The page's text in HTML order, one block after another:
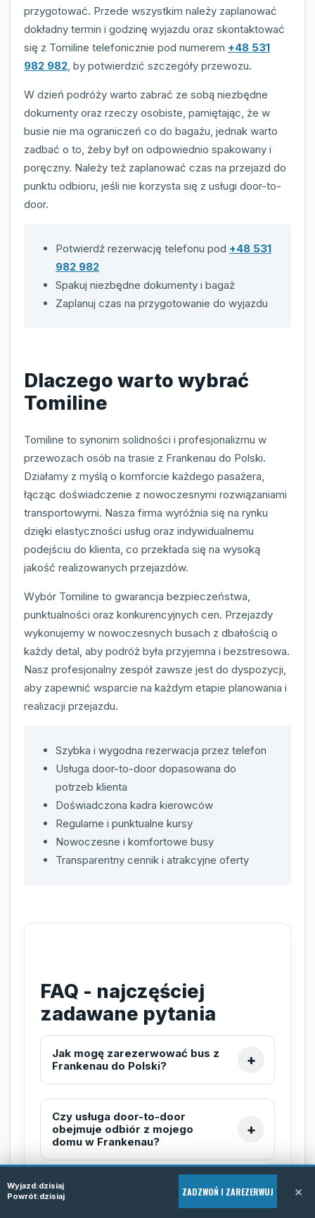
przygotować. Przede wszystkim należy zaplanować
dokładny termin i godzinę wyjazdu oraz skontaktować
się z Tomiline telefonicznie pod numerem +48 531
982 982 , by potwierdzić szczegóły przewozu.
W dzień podróży warto zabrać ze sobą niezbędne
dokumenty oraz rzeczy osobiste, pamiętając, że w
busie nie ma ograniczeń co do bagażu, jednak warto
zadbać o to, żeby był on odpowiednio spakowany i
poręczny. Należy też zaplanować czas na przejazd do
punktu odbioru, jeśli nie korzysta się z usługi door-to-
door.
Potwierdź rezerwację telefonu pod +48 531
982 982
Spakuj niezbędne dokumenty i bagaż
Zaplanuj czas na przygotowanie do wyjazdu
Dlaczego warto wybrać
Tomiline
Tomiline to synonim solidności i profesjonalizmu w
przewozach osób na trasie z Frankenau do Polski.
Działamy z myślą o komforcie każdego pasażera,
łącząc doświadczenie z nowoczesnymi rozwiązaniami
transportowymi. Nasza firma wyróżnia się na rynku
dzięki elastyczności usług oraz indywidualnemu
podejściu do klienta, co przekłada się na wysoką
jakość realizowanych przejazdów.
Wybór Tomiline to gwarancja bezpieczeństwa,
punktualności oraz konkurencyjnych cen. Przejazdy
wykonujemy w nowoczesnych busach z dbałością o
każdy detal, aby podróż była przyjemna i bezstresowa.
Nasz profesjonalny zespół zawsze jest do dyspozycji,
aby zapewnić wsparcie na każdym etapie planowania i
realizacji przejazdu.
Szybka i wygodna rezerwacja przez telefon
Usługa door-to-door dopasowana do
potrzeb klienta
Doświadczona kadra kierowców
Regularne i punktualne kursy
Nowoczesne i komfortowe busy
Transparentny cennik i atrakcyjne oferty
FAQ - najczęściej
zadawane pytania
Jak mogę zarezerwować bus z
Frankenau do Polski?
Czy usługa door-to-door
obejmuje odbiór z mojego
domu w Frankenau?
Czy busy Tomiline kursują
codziennie na trasie z
Wyjazd:dzisiaj
Powrót:dzisiaj ZADZWOŃ I ZAREZERWUJ ×